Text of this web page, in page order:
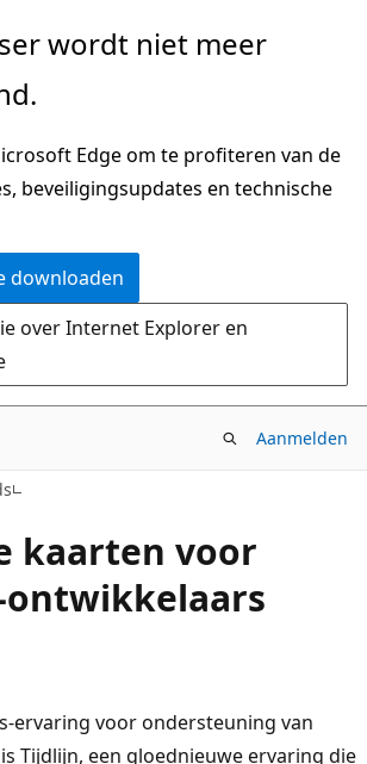
wordt niet meer
Edge om te profiteren van de
beveiligingsupdates en technische
downloaden
over Internet Explorer en
Aanmelden
kaarten voor
ontwikkelaars
ervaring voor ondersteuning van
Tijdlijn, een gloednieuwe ervaring die